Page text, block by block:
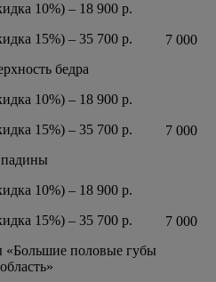
10%) – 18 900 р.
15%) – 35 700 р.
бедра
10%) – 18 900 р.
15%) – 35 700 р.
10%) – 18 900 р.
15%) – 35 700 р.
«Большие половые губы
7 000
7 000
7 000